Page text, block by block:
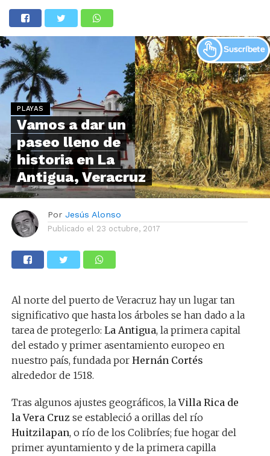
PLAYAS
Vamos a dar un
paseo lleno de
historia en La
Antigua, Veracruz
Por Jesús Alonso
Publicado el 23 octubre, 2017
Al norte del puerto de Veracruz hay un lugar tan
significativo que hasta los árboles se han dado a la
tarea de protegerlo: La Antigua, la primera capital
del estado y primer asentamiento europeo en
nuestro país, fundada por Hernán Cortés
alrededor de 1518.
Tras algunos ajustes geográficos, laVilla Rica de
la Vera Cruzse estableció a orillas del río
Huitzilapan, o río de los Colibríes; fue hogar del
primer ayuntamiento y de la primera capilla